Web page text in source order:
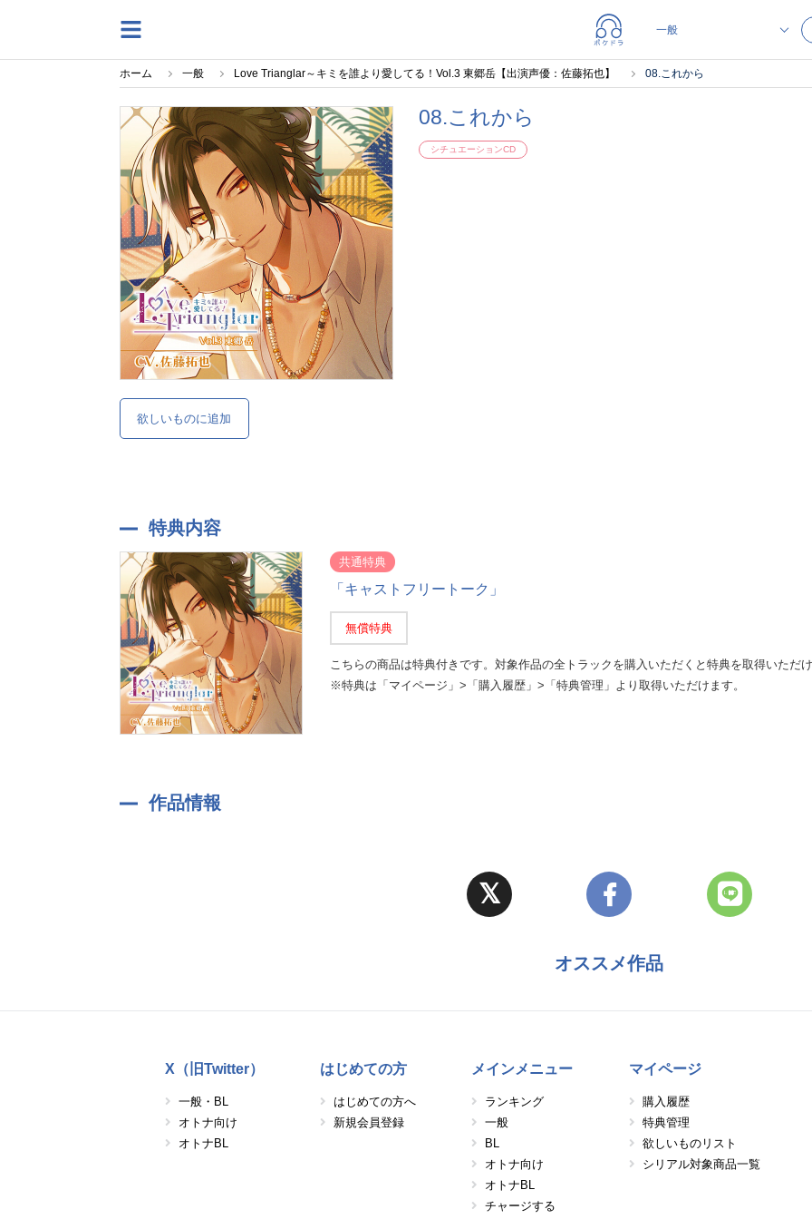
ホーム 一般 Love Trianglar～キミを誰より愛してる！Vol.3 東郷岳【出演声優：佐藤拓也】 08.これから
欲しいものに追加
08.これから
シチュエーションCD
特典内容
共通特典
「キャストフリートーク」
無償特典
こちらの商品は特典付きです。対象作品の全トラックを購入いただくと特典を取得いただ
※特典は「マイページ」>「購入履歴」>「特典管理」より取得いただけます。
作品情報
オススメ作品
X（旧Twitter）
一般・BL
オトナ向け
オトナBL
はじめての方
はじめての方へ
新規会員登録
メインメニュー
ランキング
一般
BL
オトナ向け
オトナBL
チャージする
マイページ
購入履歴
特典管理
欲しいものリスト
シリアル対象商品一覧